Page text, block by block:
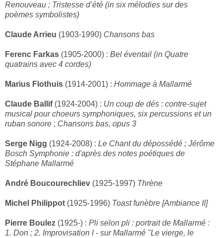
Renouveau ; Tristesse d’été (in six mélodies sur des
poèmes symbolistes)
Claude Arrieu (1903-1990) Chansons bas
Ferenc Farkas (1905-2000) : Bel éventail (in Quatre
quatrains avec 4 cordes)
Marius Flothuis (1914-2001) : Hommage à Mallarmé
Claude Ballif(1924-2004) : Un coup de dés : contre-sujet
musical pour choeurs symphoniques, six percussions et un
ruban sonore ; Chansons bas, opus 3
Serge Nigg (1924-2008) : Le Chant du dépossédé ; Jérôme
Bosch Symphonie : d'après des notes poétiques de
Stéphane Mallarmé
André Boucourechliev (1925-1997) Thrène
Michel Philippot (1925-1996) Toast funèbre [Ambiance II]
Pierre Boulez (1925-) : Pli selon pli : portrait de Mallarmé :
1. Don ; 2. Improvisation I - sur Mallarmé "Le vierge, le